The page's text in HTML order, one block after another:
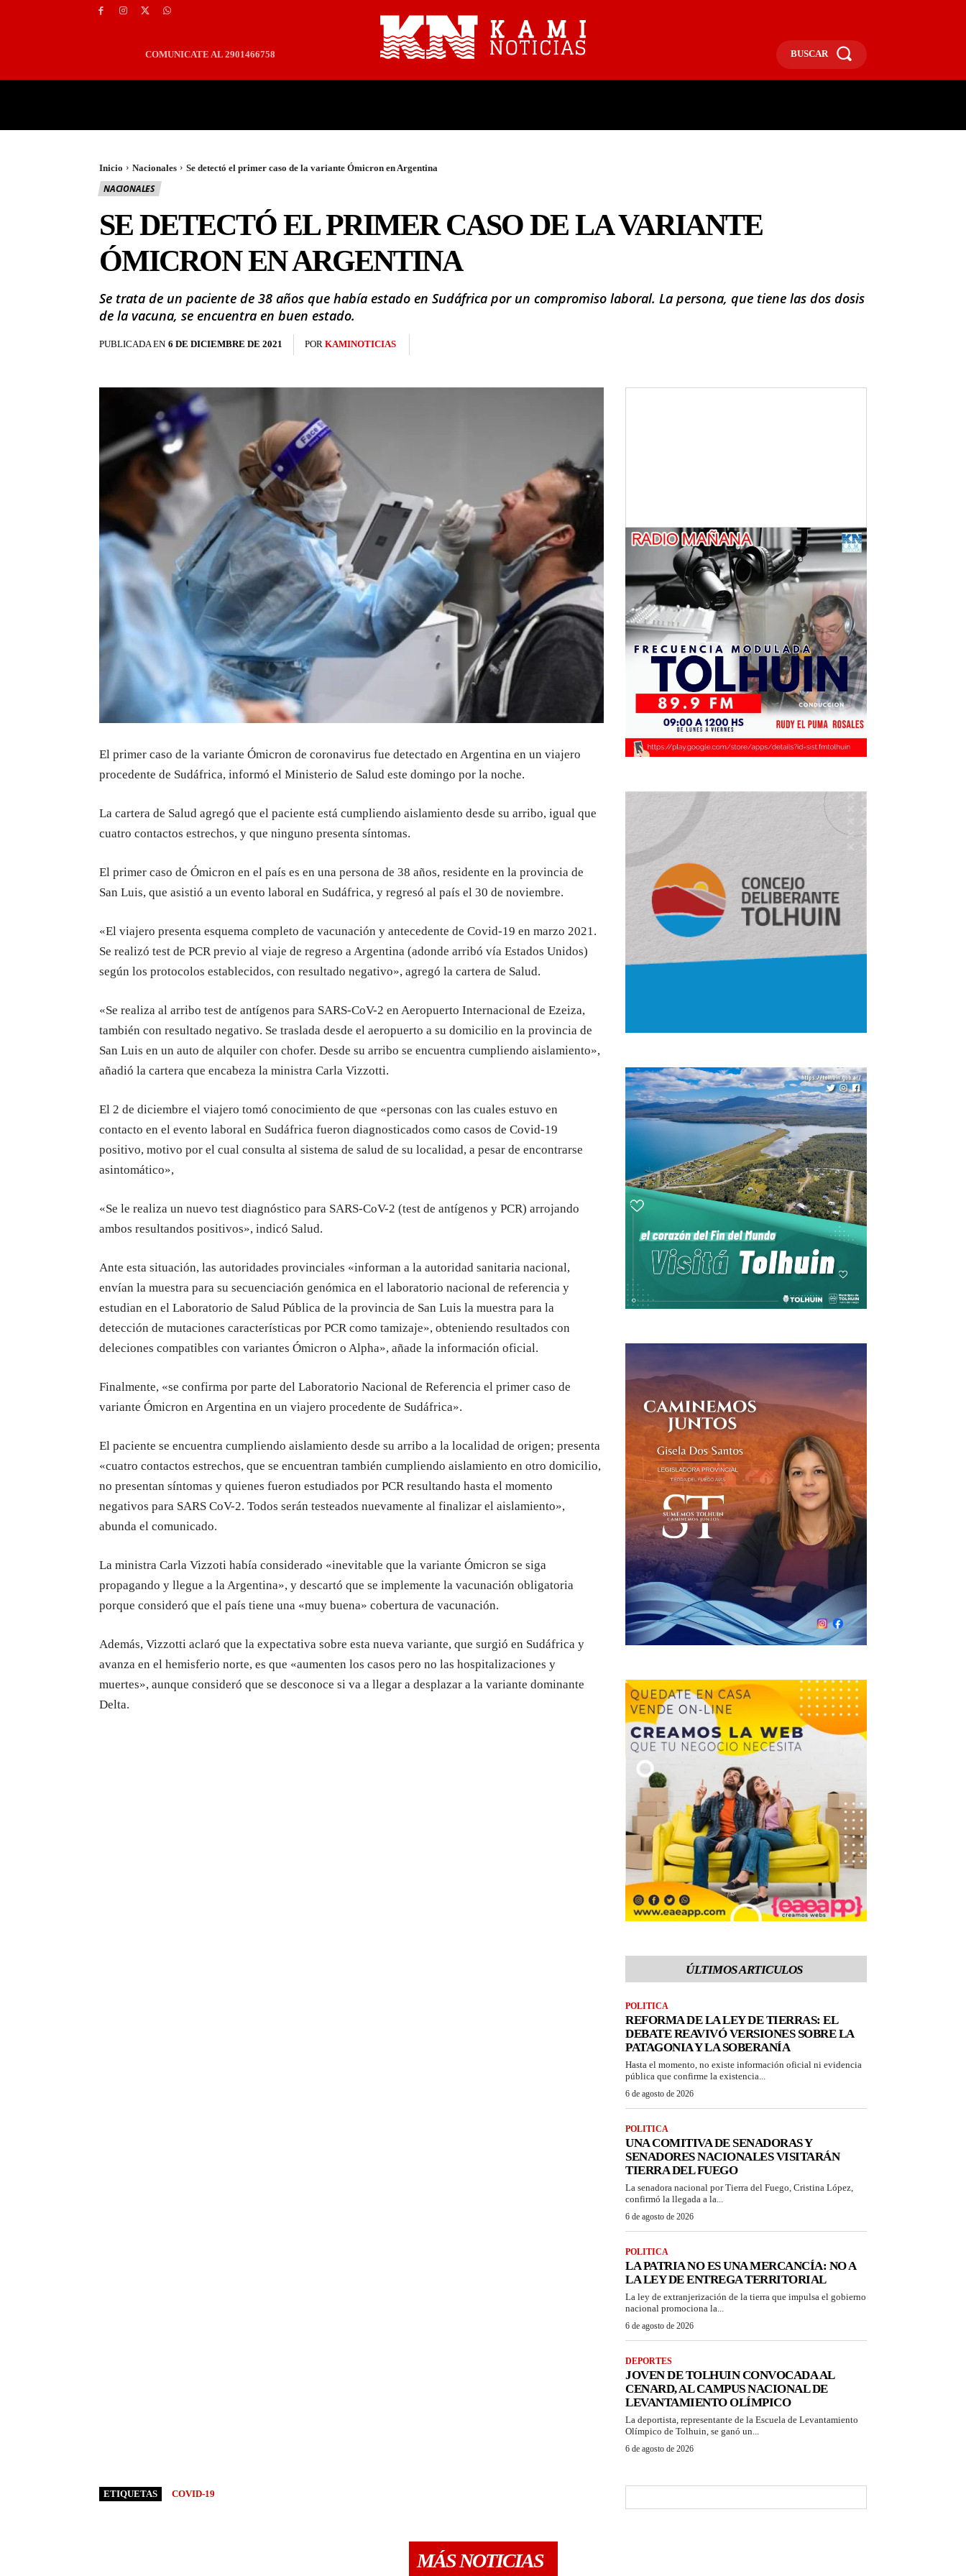
COMUNICATE AL 2901466758 BUSCAR
Inicio Nacionales Se detectó el primer caso de la variante Ómicron en Argentina
NACIONALES
SE DETECTÓ EL PRIMER CASO DE LA VARIANTE
ÓMICRON EN ARGENTINA
Se trata de un paciente de 38 años que había estado en Sudáfrica por un compromiso laboral. La persona, que tiene las dos dosis
de la vacuna, se encuentra en buen estado.
PUBLICADA EN 6 DE DICIEMBRE DE 2021 POR KAMINOTICIAS
El primer caso de la variante Ómicron de coronavirus fue detectado en Argentina en un viajero
procedente de Sudáfrica, informó el Ministerio de Salud este domingo por la noche.
La cartera de Salud agregó que el paciente está cumpliendo aislamiento desde su arribo, igual que
cuatro contactos estrechos, y que ninguno presenta síntomas.
El primer caso de Ómicron en el país es en una persona de 38 años, residente en la provincia de
San Luis, que asistió a un evento laboral en Sudáfrica, y regresó al país el 30 de noviembre.
«El viajero presenta esquema completo de vacunación y antecedente de Covid-19 en marzo 2021.
Se realizó test de PCR previo al viaje de regreso a Argentina (adonde arribó vía Estados Unidos)
según los protocolos establecidos, con resultado negativo», agregó la cartera de Salud.
«Se realiza al arribo test de antígenos para SARS-CoV-2 en Aeropuerto Internacional de Ezeiza,
también con resultado negativo. Se traslada desde el aeropuerto a su domicilio en la provincia de
San Luis en un auto de alquiler con chofer. Desde su arribo se encuentra cumpliendo aislamiento»,
añadió la cartera que encabeza la ministra Carla Vizzotti.
El 2 de diciembre el viajero tomó conocimiento de que «personas con las cuales estuvo en
contacto en el evento laboral en Sudáfrica fueron diagnosticados como casos de Covid-19
positivo, motivo por el cual consulta al sistema de salud de su localidad, a pesar de encontrarse
asintomático»,
«Se le realiza un nuevo test diagnóstico para SARS-CoV-2 (test de antígenos y PCR) arrojando
ambos resultandos positivos», indicó Salud.
Ante esta situación, las autoridades provinciales «informan a la autoridad sanitaria nacional,
envían la muestra para su secuenciación genómica en el laboratorio nacional de referencia y
estudian en el Laboratorio de Salud Pública de la provincia de San Luis la muestra para la
detección de mutaciones características por PCR como tamizaje», obteniendo resultados con
deleciones compatibles con variantes Ómicron o Alpha», añade la información oficial.
Finalmente, «se confirma por parte del Laboratorio Nacional de Referencia el primer caso de
variante Ómicron en Argentina en un viajero procedente de Sudáfrica».
El paciente se encuentra cumpliendo aislamiento desde su arribo a la localidad de origen; presenta
«cuatro contactos estrechos, que se encuentran también cumpliendo aislamiento en otro domicilio,
no presentan síntomas y quienes fueron estudiados por PCR resultando hasta el momento
negativos para SARS CoV-2. Todos serán testeados nuevamente al finalizar el aislamiento»,
abunda el comunicado.
La ministra Carla Vizzoti había considerado «inevitable que la variante Ómicron se siga
propagando y llegue a la Argentina», y descartó que se implemente la vacunación obligatoria
porque consideró que el país tiene una «muy buena» cobertura de vacunación.
Además, Vizzotti aclaró que la expectativa sobre esta nueva variante, que surgió en Sudáfrica y
avanza en el hemisferio norte, es que «aumenten los casos pero no las hospitalizaciones y
muertes», aunque consideró que se desconoce si va a llegar a desplazar a la variante dominante
Delta.
ÚLTIMOS ARTICULOS
POLITICA
REFORMA DE LA LEY DE TIERRAS: EL
DEBATE REAVIVÓ VERSIONES SOBRE LA
PATAGONIA Y LA SOBERANÍA
Hasta el momento, no existe información oficial ni evidencia
pública que confirme la existencia...
6 de agosto de 2026
POLITICA
UNA COMITIVA DE SENADORAS Y
SENADORES NACIONALES VISITARÁN
TIERRA DEL FUEGO
La senadora nacional por Tierra del Fuego, Cristina López,
confirmó la llegada a la...
6 de agosto de 2026
POLITICA
LA PATRIA NO ES UNA MERCANCÍA: NO A
LA LEY DE ENTREGA TERRITORIAL
La ley de extranjerización de la tierra que impulsa el gobierno
nacional promociona la...
6 de agosto de 2026
DEPORTES
JOVEN DE TOLHUIN CONVOCADA AL
CENARD, AL CAMPUS NACIONAL DE
LEVANTAMIENTO OLÍMPICO
La deportista, representante de la Escuela de Levantamiento
Olímpico de Tolhuin, se ganó un...
6 de agosto de 2026
ETIQUETAS COVID-19
MÁS NOTICIAS